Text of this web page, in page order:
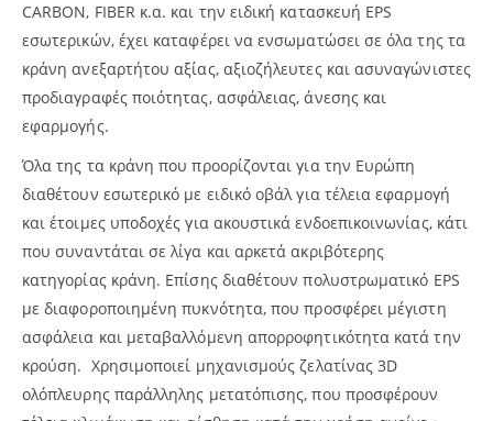
CARBON, FIBER κ.α. και την ειδική κατασκευή EPS
εσωτερικών, έχει καταφέρει να ενσωματώσει σε όλα της τα
κράνη ανεξαρτήτου αξίας, αξιοζήλευτες και ασυναγώνιστες
προδιαγραφές ποιότητας, ασφάλειας, άνεσης και
εφαρμογής.
Όλα της τα κράνη που προορίζονται για την Ευρώπη
διαθέτουν εσωτερικό με ειδικό οβάλ για τέλεια εφαρμογή
και έτοιμες υποδοχές για ακουστικά ενδοεπικοινωνίας, κάτι
που συναντάται σε λίγα και αρκετά ακριβότερης
κατηγορίας κράνη. Επίσης διαθέτουν πολυστρωματικό EPS
με διαφοροποιημένη πυκνότητα, που προσφέρει μέγιστη
ασφάλεια και μεταβαλλόμενη απορροφητικότητα κατά την
κρούση. Χρησιμοποιεί μηχανισμούς ζελατίνας 3D
ολόπλευρης παράλληλης μετατόπισης, που προσφέρουν